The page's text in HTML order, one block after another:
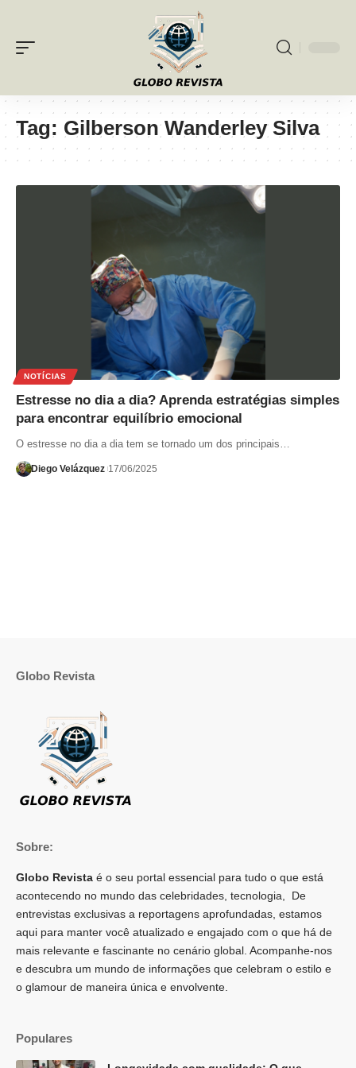
Tag: Gilberson Wanderley Silva
NOTÍCIAS
Estresse no dia a dia? Aprenda estratégias simples
para encontrar equilíbrio emocional
O estresse no dia a dia tem se tornado um dos principais…
Diego Velázquez 17/06/2025
Globo Revista
Sobre:
Globo Revista é o seu portal essencial para tudo o que está
acontecendo no mundo das celebridades, tecnologia, De
entrevistas exclusivas a reportagens aprofundadas, estamos
aqui para manter você atualizado e engajado com o que há de
mais relevante e fascinante no cenário global. Acompanhe-nos
e descubra um mundo de informações que celebram o estilo e
o glamour de maneira única e envolvente.
Populares